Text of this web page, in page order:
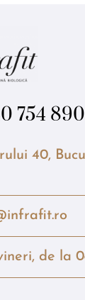
754
40,
de la